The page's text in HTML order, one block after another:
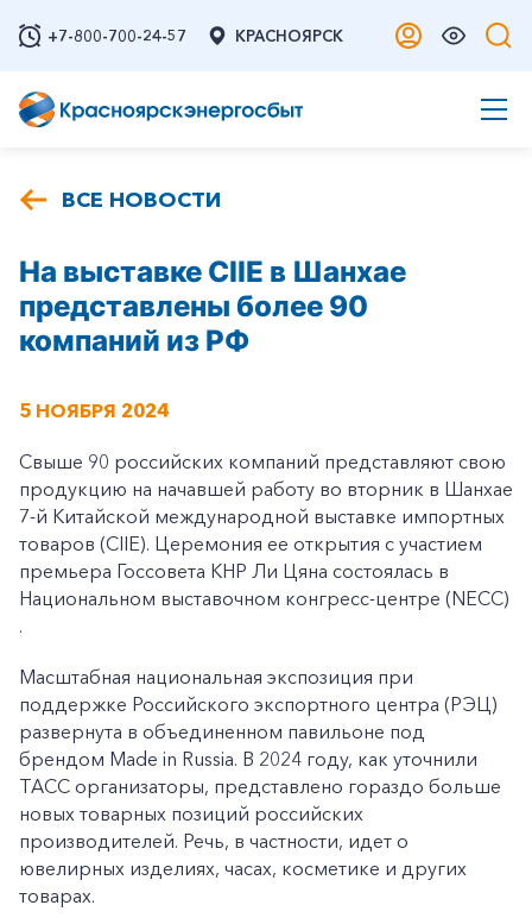
+7-800-700-24-57 КРАСНОЯРСК
ВСЕ НОВОСТИ
На выставке CIIE в Шанхае
представлены более 90
компаний из РФ
5 НОЯБРЯ 2024
Свыше 90 российских компаний представляют свою
продукцию на начавшей работу во вторник в Шанхае
7-й Китайской международной выставке импортных
товаров (CIIE). Церемония ее открытия с участием
премьера Госсовета КНР Ли Цяна состоялась в
Национальном выставочном конгресс-центре (NECC)
.
Масштабная национальная экспозиция при
поддержке Российского экспортного центра (РЭЦ)
развернута в объединенном павильоне под
брендом Made in Russia. В 2024 году, как уточнили
ТАСС организаторы, представлено гораздо больше
новых товарных позиций российских
производителей. Речь, в частности, идет о
ювелирных изделиях, часах, косметике и других
товарах.